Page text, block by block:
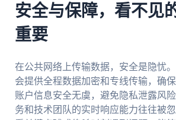
安全与保障，看不见
重要
在公共网络上传输数据，安全是隐忧
会提供全程数据加密和专线传输，确
账户信息安全无虞，避免隐私泄露风
务和技术团队的实时响应能力往往被